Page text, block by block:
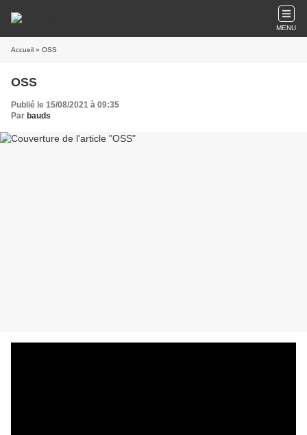
MENU
Accueil » OSS
OSS
Publié le 15/08/2021 à 09:35
Par bauds